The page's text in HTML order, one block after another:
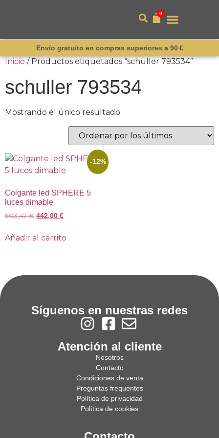
0
Envío gratuito en compras superiores a 90 €
Inicio/ Productos etiquetados “schuller 793534”
schuller 793534
Mostrando el único resultado
-12%
Colgante led SPHERE 5
luces dimable
503,47€ 442,00 €
Añadir al carrito
Síguenos en nuestras redes
Atención al cliente
Nosotros
Contacto
Condiciones de venta
Preguntas frequentes
Política de privacidad
Política de cookies